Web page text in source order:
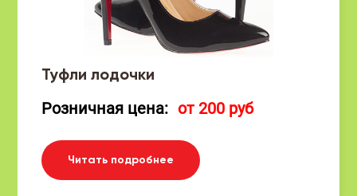
Туфли лодочки
Розничная цена: от 200 руб
Читать подробнее